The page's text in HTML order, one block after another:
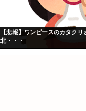
【悲報】ワンピースのカタク
北・・・